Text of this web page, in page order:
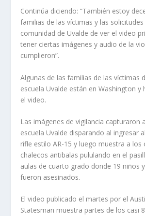
Continúa diciendo: “También estoy
familias de las víctimas y las solicitudes
comunidad de Uvalde de ver el video
tener ciertas imágenes y audio de la
cumplieron”.
Algunas de las familias de las víctimas
escuela Uvalde están en Washington y
el video.
Las imágenes de vigilancia capturaron
escuela Uvalde disparando al ingresar
rifle estilo AR-15 y luego muestra a los
chalecos antibalas pululando en el
aulas de cuarto grado donde 19 niños
fueron asesinados.
El video publicado el martes por el
Statesman muestra partes de los casi